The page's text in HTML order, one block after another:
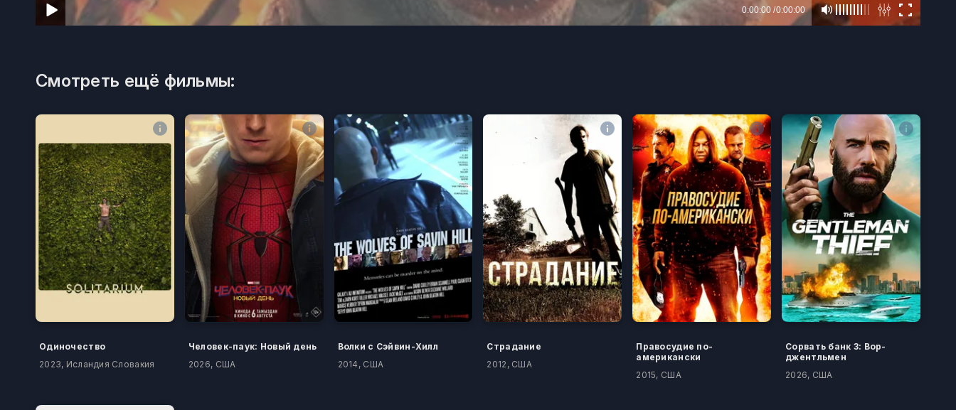
Смотреть ещё фильмы:
Одиночество
2023, Исландия Словакия
Человек-паук: Новый день
2026, США
Волки с Сэйвин-Хилл
2014, США
Страдание
2012, США
Правосудие по-
американски
2015, США
Сорвать банк 3: Вор-
джентльмен
2026, США